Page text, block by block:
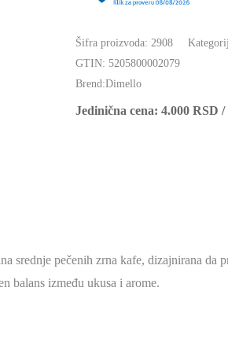
Šifra proizvoda: 2908
GTIN: 5205800002079
Brend:Dimello
Jedinična cena: 4.000 RSD /
srednje pečenih zrna kafe, dizajnirana da
balans između ukusa i arome.